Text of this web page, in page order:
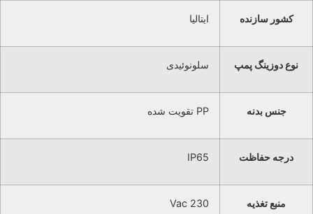
کشور سازنده ایتالیا
نوع دوزینگ پمپ سلونوئیدی
جنس بدنه PP تقویت شده
درجه حفاظت IP65
منبع تغذیه 230 Vac